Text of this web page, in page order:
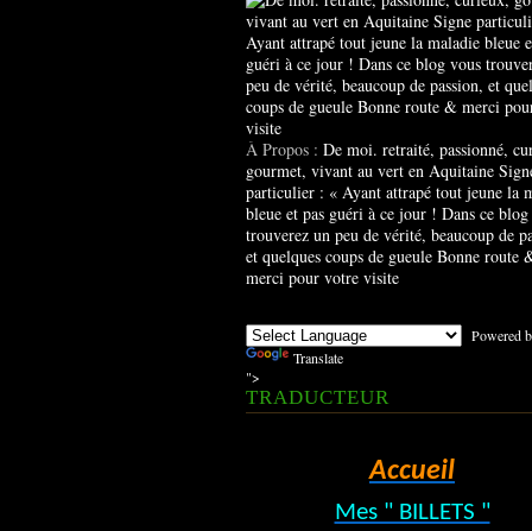
À Propos : De moi. retraité, passionné,
gourmet, vivant au vert en Aquitaine
particulier : « Ayant attrapé tout jeune la
bleue et pas guéri à ce jour ! Dans ce
trouverez un peu de vérité, beaucoup de
et quelques coups de gueule Bonne route
merci pour votre visite
Powered
Translate
">
TRADUCTEUR
Accueil
Mes " BILLETS "